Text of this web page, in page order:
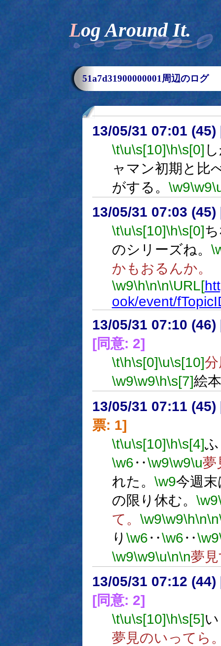
Log Around It.
51a7d31900000001周辺のログ
13/05/31 07:01 (45)
\t\u\s[10]\h\s[0]
ャマン初期と比
がする。 \w9\w9
13/05/31 07:03 (45)
\t\u\s[10]\h\s[0]
のシリーズね。
かもおるんか。
\w9\h\n\n\URL[
ook/event/
13/05/31 07:10 (46)
[同意: 2]
\t\h\s[0]\u\s[10]
\w9\w9\h\s[7]絵
13/05/31 07:11 (45)
票: 1]
\t\u\s[10]\h\s[4]
\w6‥\w9\w9\u夢
れた。 \w9今週
の限り休む。 \w9
て。 \w9\w9\h\n\n
り \w6‥\w6‥\w9
\w9\w9\u\n\n夢
13/05/31 07:12 (44)
[同意: 2]
\t\u\s[10]\h\s[5]
夢見のいってら